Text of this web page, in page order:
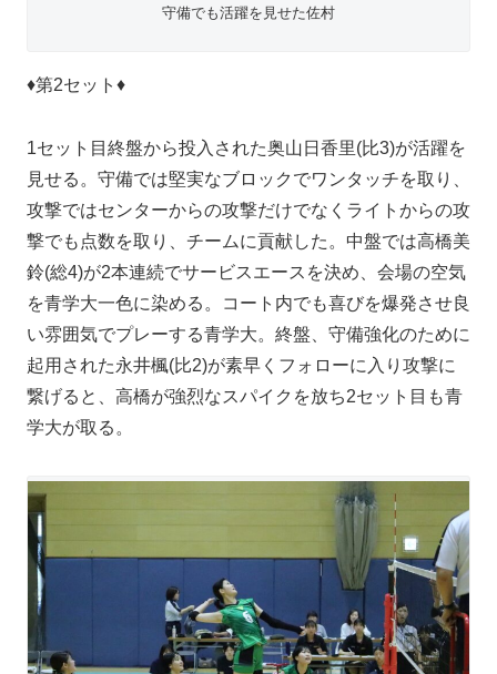
守備でも活躍を見せた佐村
♦第2セット♦
1セット目終盤から投入された奥山日香里(比3)が活躍を
見せる。守備では堅実なブロックでワンタッチを取り、
攻撃ではセンターからの攻撃だけでなくライトからの攻
撃でも点数を取り、チームに貢献した。中盤では高橋美
鈴(総4)が2本連続でサービスエースを決め、会場の空気
を青学大一色に染める。コート内でも喜びを爆発させ良
い雰囲気でプレーする青学大。終盤、守備強化のために
起用された永井楓(比2)が素早くフォローに入り攻撃に
繋げると、高橋が強烈なスパイクを放ち2セット目も青
学大が取る。